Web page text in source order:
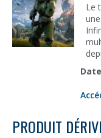
Le
PRODUIT